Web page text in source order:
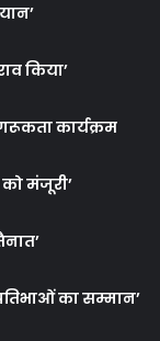
किया’
कार्यक्रम
मंजूरी’
का सम्मान’